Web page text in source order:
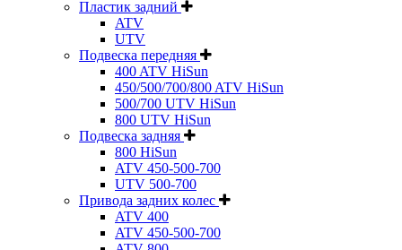
Пластик задний
ATV
UTV
Подвеска передняя
400 ATV HiSun
450/500/700/800 ATV HiSun
500/700 UTV HiSun
800 UTV HiSun
Подвеска задняя
800 HiSun
ATV 450-500-700
UTV 500-700
Привода задних колес
ATV 400
ATV 450-500-700